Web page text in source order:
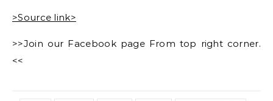
>Source link>
>>Join our Facebook page From top right corner.
<<